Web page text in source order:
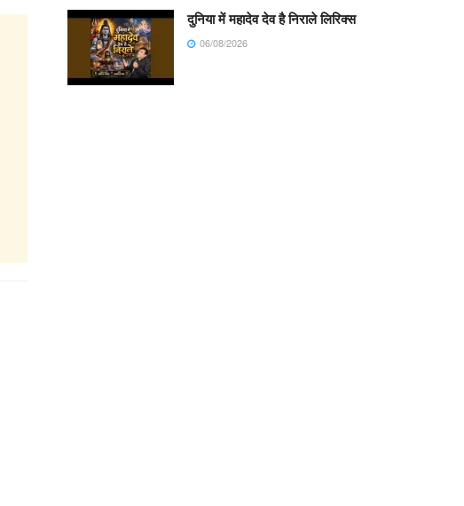
दुनिया में महादेव देव है निराले लिरिक्स
06/08/2026